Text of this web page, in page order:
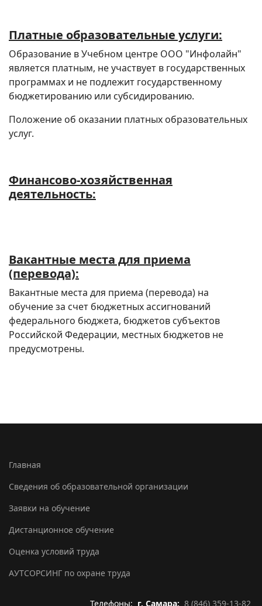
Платные образовательные услуги:
Образование в Учебном центре ООО "Инфолайн"
является платным, не участвует в государственных
программах и не подлежит государственному
бюджетированию или субсидированию.
Положение об оказании платных образовательных
услуг.
Финансово-хозяйственная
деятельность:
Вакантные места для приема
(перевода):
Вакантные места для приема (перевода) на
обучение за счет бюджетных ассигнований
федерального бюджета, бюджетов субъектов
Российской Федерации, местных бюджетов не
предусмотрены.
Главная
Сведения об образовательной организации
Заявки на обучение
Дистанционное обучение
Оценка условий труда
АУТСОРСИНГ по охране труда
Телефоны: г. Самара: 8 (846) 359-13-82